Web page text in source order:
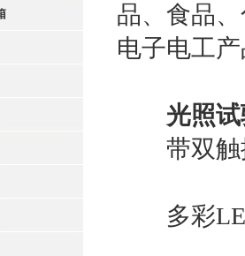
品、食品
电子电工
光照
带双触摸
多彩LED